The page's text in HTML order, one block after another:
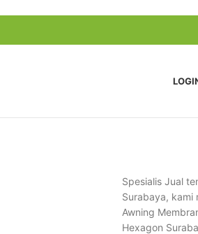
Spesialis Jual
Surabaya, kami
Awning
Hexagon